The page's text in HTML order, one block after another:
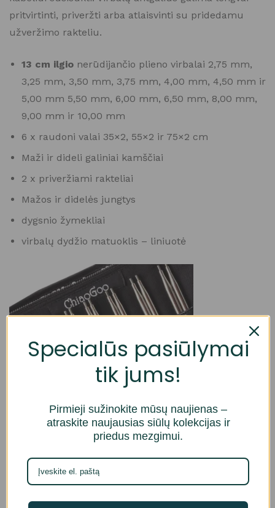
pritvirtinti, priveržti arba atlaisvinti su pridedamu
užveržimo rakteliu.
13 cm ilgio nerūdijančio plieno virbalai 2,75 mm,
3,25 mm, 3,50 mm, 3,75 mm, 4,00 mm, 4,50 mm ir
5,00 mm 5,50 mm, 6,00 mm, 6,50 mm, 8,00 mm,
9,00 mm ir 10,00 mm
6 x raudoni valai 35×2, 55×2 ir 75×2 cm
Maži ir dideli galiniai kamščiai
2 x priveržiami rakteliai
Mažos ir didelės jungtys
dygsnio žymekliai
virbalų dydžio matuoklis – liniuotė
Specialūs pasiūlymai
tik jums!
Pirmieji sužinokite mūsų naujienas –
atraskite naujausias siūlų kolekcijas ir
priedus mezgimui.